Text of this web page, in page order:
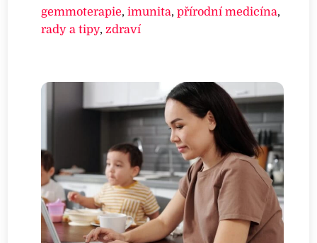
gemmoterapie,imunita,přírodní medicína,
rady a tipy, zdraví